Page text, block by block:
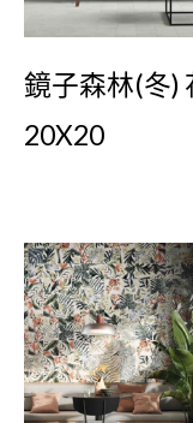
鏡子森林(冬)
20X20